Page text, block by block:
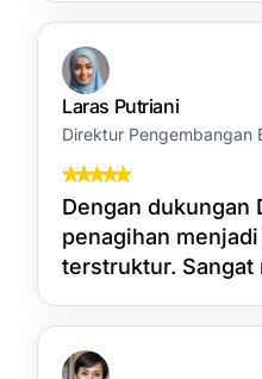
Laras Putriani
Direktur Pengembangan
Dengan dukungan
penagihan
terstruktur. Sangat